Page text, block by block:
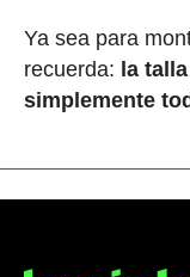
Ya sea para
recuerda: la
simplemente